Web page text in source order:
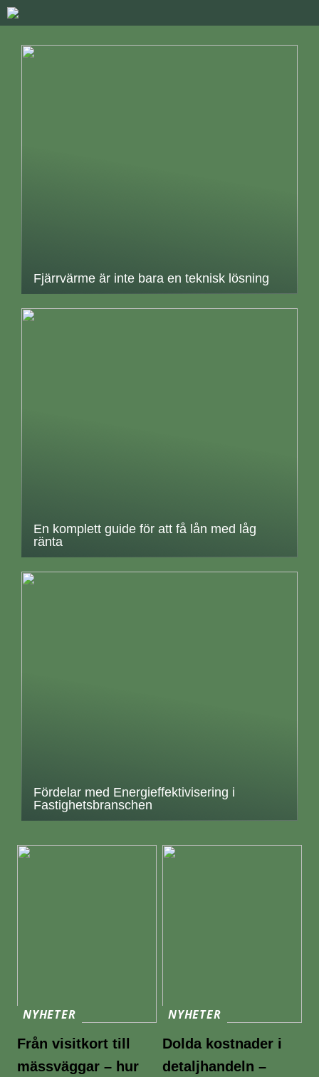
Fjärrvärme är inte bara en teknisk lösning
En komplett guide för att få lån med låg
ränta
Fördelar med Energieffektivisering i
Fastighetsbranschen
NYHETER
Från visitkort till
mässväggar – hur
NYHETER
Dolda kostnader i
detaljhandeln –